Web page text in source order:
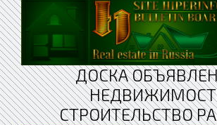
ДОСКА
СТРОИТЕЛЬСТВО